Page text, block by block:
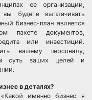
ее организации,
будете выплачивать
бизнес-план является
пакете документов,
или инвестиций.
вашему персоналу,
суть ваших целей и
в деталях?
именно бизнес я